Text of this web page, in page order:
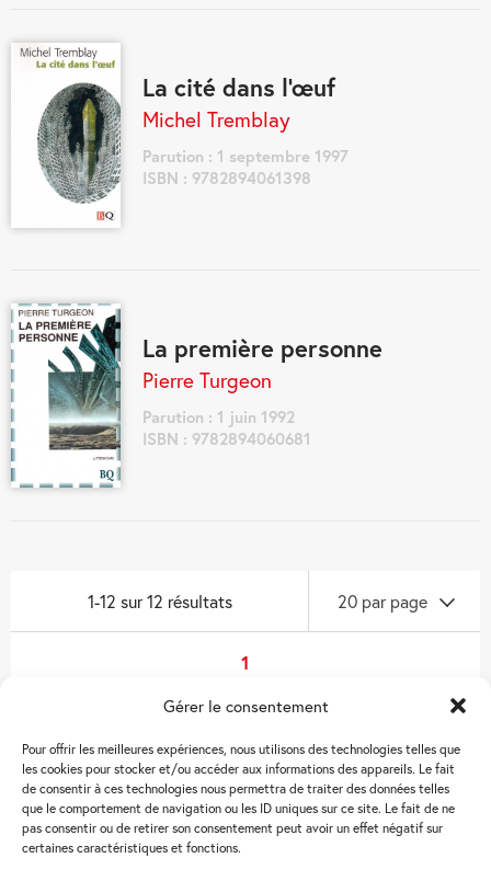
Gérer le consentement
Pour offrir les meilleures expériences, nous utilisons des technologies telles que
les cookies pour stocker et/ou accéder aux informations des appareils. Le fait
de consentir à ces technologies nous permettra de traiter des données telles
que le comportement de navigation ou les ID uniques sur ce site. Le fait de ne
pas consentir ou de retirer son consentement peut avoir un effet négatif sur
certaines caractéristiques et fonctions.
La cité dans l'œuf
Michel Tremblay
Parution : 1 septembre 1997
ISBN : 9782894061398
La première personne
Pierre Turgeon
Parution : 1 juin 1992
ISBN : 9782894060681
1-12 sur 12 résultats 20 par page
1
Bibliothèque